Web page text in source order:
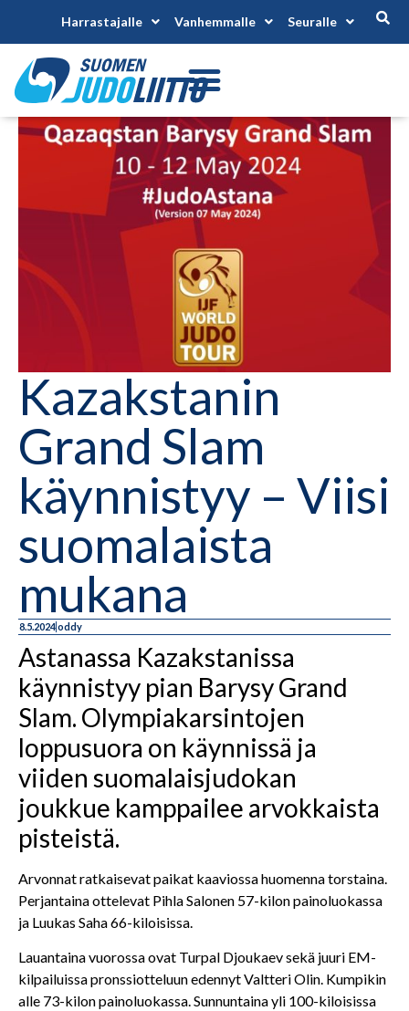
Harrastajalle Vanhemmalle Seuralle
Kazakstanin
Grand Slam
käynnistyy – Viisi
suomalaista
mukana
8.5.2024oddy
Astanassa Kazakstanissa
käynnistyy pian Barysy Grand
Slam. Olympiakarsintojen
loppusuora on käynnissä ja
viiden suomalaisjudokan
joukkue kamppailee arvokkaista
pisteistä.
Arvonnat ratkaisevat paikat kaaviossa huomenna torstaina.
Perjantaina ottelevat Pihla Salonen 57-kilon painoluokassa
ja Luukas Saha 66-kiloisissa.
Lauantaina vuorossa ovat Turpal Djoukaev sekä juuri EM-
kilpailuissa pronssiotteluun edennyt Valtteri Olin. Kumpikin
alle 73-kilon painoluokassa. Sunnuntaina yli 100-kiloisissa